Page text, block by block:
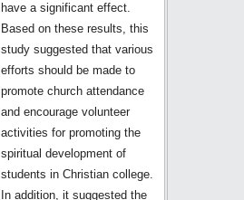
have a significant effect.
Based on these results, this
study suggested that various
efforts should be made to
promote church attendance
and encourage volunteer
activities for promoting the
spiritual development of
students in Christian college.
In addition, it suggested the